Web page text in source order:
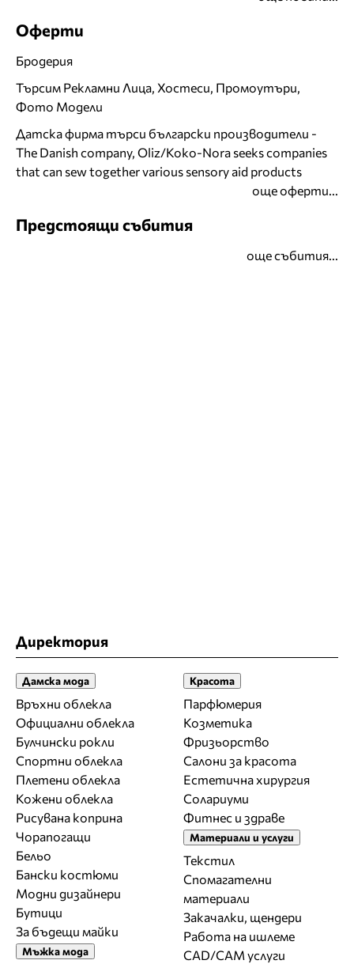
Оферти
Бродерия
Търсим Рекламни Лица, Хостеси, Промоутъри,
Фото Модели
Датска фирма търси български производители -
The Danish company, Oliz/Koko-Nora seeks companies
that can sew together various sensory aid products
още оферти...
Предстоящи събития
още събития...
Директория
Дамска мода
Връхни облекла
Официални облекла
Булчински рокли
Спортни облекла
Плетени облекла
Кожени облекла
Рисувана коприна
Чорапогащи
Бельо
Бански костюми
Модни дизайнери
Бутици
За бъдещи майки
Мъжка мода
Красота
Парфюмерия
Козметика
Фризьорство
Салони за красота
Естетична хирургия
Солариуми
Фитнес и здраве
Материали и услуги
Текстил
Спомагателни
материали
Закачалки, щендери
Работа на ишлеме
CAD/CAM услуги